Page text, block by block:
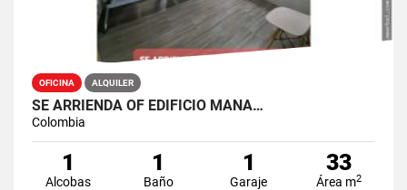
OFICINA ALQUILER
SE ARRIENDA OF EDIFICIO MANA…
Colombia
1
Alcobas
1
Baño
1
Garaje
33
Área m2